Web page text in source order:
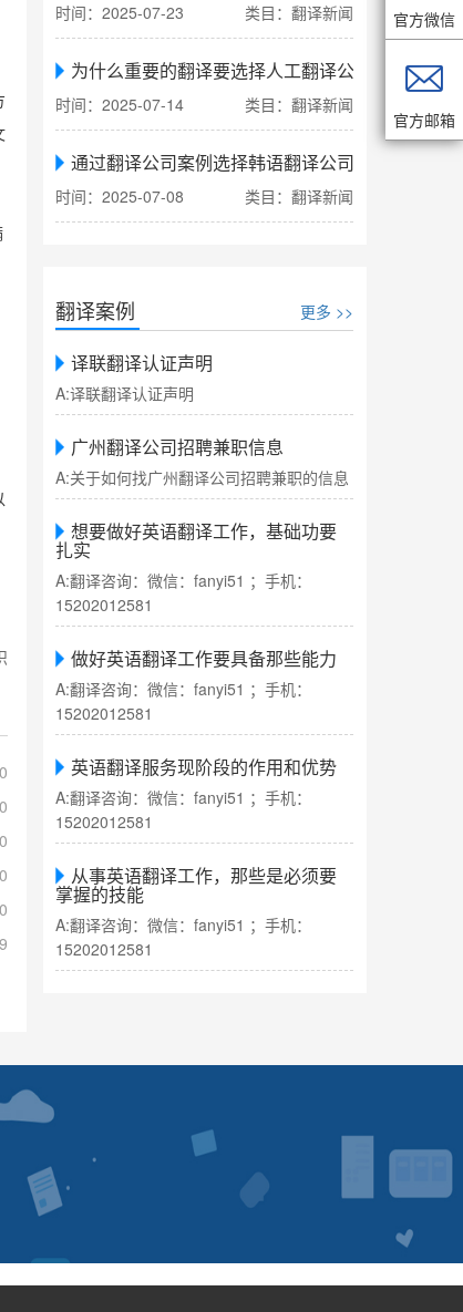
时间：2025-07-23 类目：翻译新闻
为什么重要的翻译要选择人工翻译公司
时间：2025-07-14 类目：翻译新闻
通过翻译公司案例选择韩语翻译公司
时间：2025-07-08 类目：翻译新闻
翻译案例 更多 >>
译联翻译认证声明
A:译联翻译认证声明
广州翻译公司招聘兼职信息
A:关于如何找广州翻译公司招聘兼职的信息
想要做好英语翻译工作，基础功要
扎实
A:翻译咨询：微信：fanyi51 ；手机：
15202012581
做好英语翻译工作要具备那些能力
A:翻译咨询：微信：fanyi51 ；手机：
15202012581
英语翻译服务现阶段的作用和优势
A:翻译咨询：微信：fanyi51 ；手机：
15202012581
从事英语翻译工作，那些是必须要
掌握的技能
A:翻译咨询：微信：fanyi51 ；手机：
15202012581
官方微信

官方邮箱